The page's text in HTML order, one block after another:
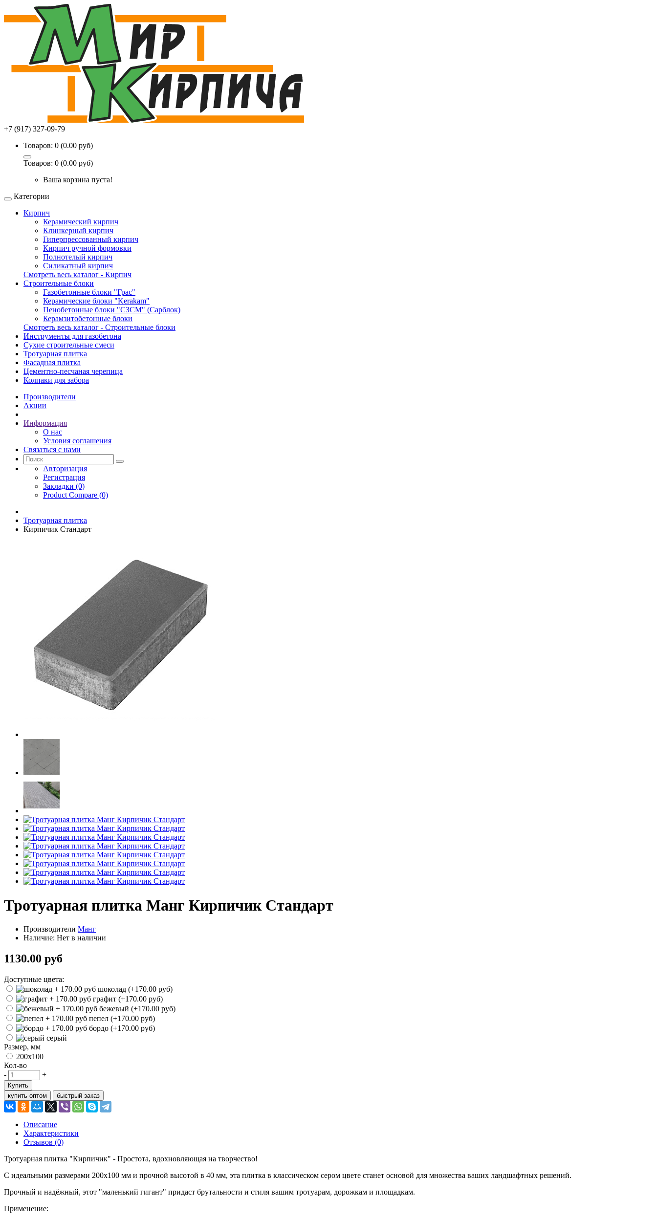
+7 (917) 327-09-79
Товаров: 0 (0.00 руб)
Товаров: 0 (0.00 руб)
Ваша корзина пуста!
Категории
Кирпич
Керамический кирпич
Клинкерный кирпич
Гиперпрессованный кирпич
Кирпич ручной формовки
Полнотелый кирпич
Силикатный кирпич
Смотреть весь каталог - Кирпич
Строительные блоки
Газобетонные блоки "Грас"
Керамические блоки "Kerakam"
Пенобетонные блоки "СЗСМ" (Сарблок)
Керамзитобетонные блоки
Смотреть весь каталог - Строительные блоки
Инструменты для газобетона
Сухие строительные смеси
Тротуарная плитка
Фасадная плитка
Цементно-песчаная черепица
Колпаки для забора
Производители
Акции
Информация
О нас
Условия соглашения
Связаться с нами
Авторизация
Регистрация
Закладки (0)
Product Compare (0)
Тротуарная плитка
Кирпичик Стандарт
Тротуарная плитка Манг Кирпичик Стандарт
Производители Манг
Наличие: Нет в наличии
1130.00 руб
Доступные цвета:
шоколад (+170.00 руб)
графит (+170.00 руб)
бежевый (+170.00 руб)
пепел (+170.00 руб)
бордо (+170.00 руб)
серый
Размер, мм
200x100
Кол-во
-
+
Купить
купить оптом
быстрый заказ
Описание
Характеристики
Отзывов (0)
Тротуарная плитка "Кирпичик" - Простота, вдохновляющая на творчество!
С идеальными размерами 200x100 мм и прочной высотой в 40 мм, эта плитка в классическом сером цвете станет основой для множества ваших ландшафтных решений.
Прочный и надёжный, этот "маленький гигант" придаст брутальности и стиля вашим тротуарам, дорожкам и площадкам.
Применение: